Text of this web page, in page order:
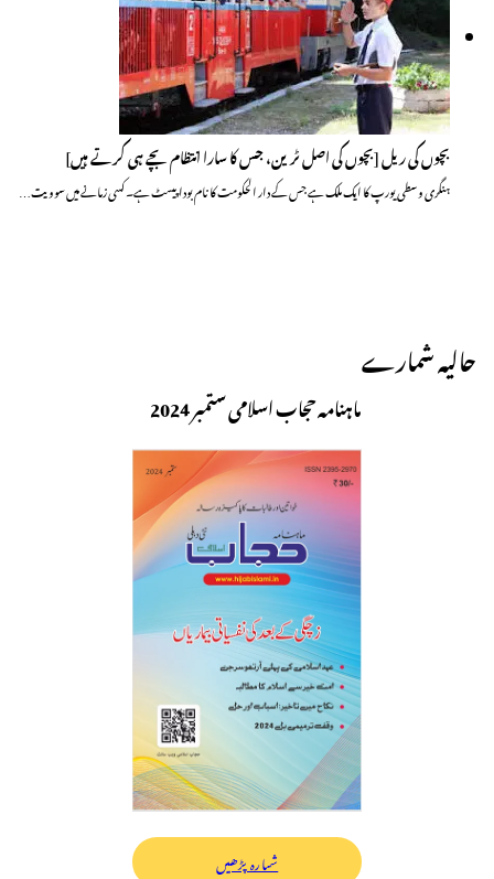
بچوں کی ریل [بچوں کی اصل ٹرین، جس کا سارا انتظام بچے ہی کرتے ہیں]
ہنگری وسطی یورپ کا ایک ملک ہے جس کے دار الحکومت کا نام بودا پیسٹ ہے۔ کسی زمانے میں سوویت…
حالیہ شمارے
ماہنامہ حجاب اسلامی ستمبر 2024
شمارہ پڑھیں